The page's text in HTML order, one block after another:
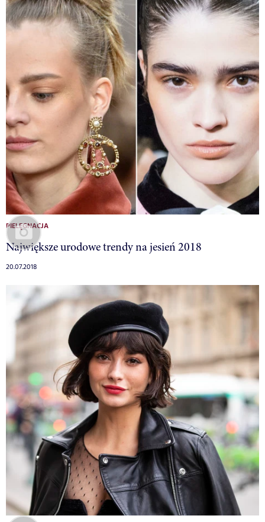
PIELĘGNACJA
Największe urodowe trendy na jesień 2018
20.07.2018